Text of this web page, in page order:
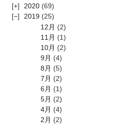
2020 (69)
2019 (25)
12月 (2)
11月 (1)
10月 (2)
9月 (4)
8月 (5)
7月 (2)
6月 (1)
5月 (2)
4月 (4)
2月 (2)